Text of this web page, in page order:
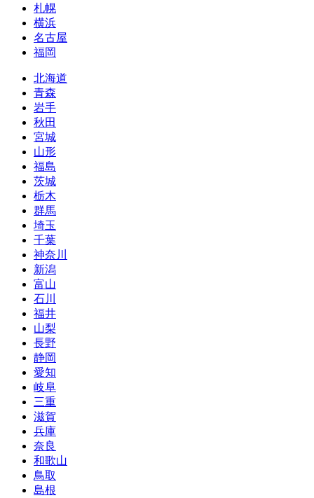
札幌
横浜
名古屋
福岡
北海道
青森
岩手
秋田
宮城
山形
福島
茨城
栃木
群馬
埼玉
千葉
神奈川
新潟
富山
石川
福井
山梨
長野
静岡
愛知
岐阜
三重
滋賀
兵庫
奈良
和歌山
鳥取
島根